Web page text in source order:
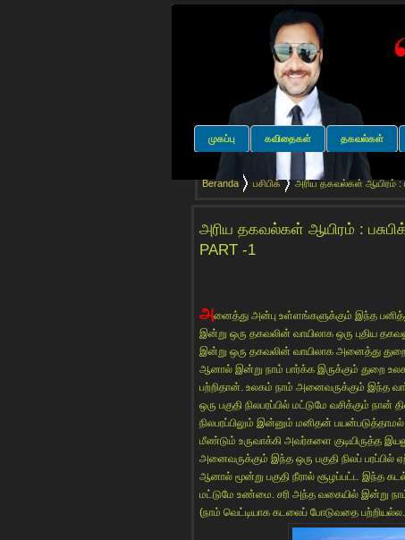
முகப்பு கவிதைகள் தகவல்கள்
Beranda பசிபிக் அரிய தகவல்கள் ஆயிரம் :
அரிய தகவல்கள் ஆயிரம் :
PART -1
அனைத்து அன்பு உள்ளங்களுக்கும் இந்த
இன்று ஒரு தகவலின் வாயிலாக ஒரு புதிய
இன்று ஒரு தகவலின் வாயிலாக அனைத்து
ஆனால் இன்று நாம் பார்க்க இருக்கும் துறை
பற்றிதான். உலகம் நாம் அனைவருக்கும் இந்த
ஒரு பகுதி நிலபரப்பில் மட்டுமே வசிக்கும்
நிலபரப்பிலும் இன்னும் மனிதன்
மீண்டும் உருவாக்கி அவர்களை குடியிருத்த
அனைவருக்கும் இந்த ஒரு பகுதி நிலப் பரப்பில்
ஆனால் மூன்று பகுதி நீரால் சூழப்பட்ட இந்த
மட்டுமே உண்மை. சரி அந்த வகையில் இன்று
(நாம் வெட்டியாக கடலைப் போடுவதை